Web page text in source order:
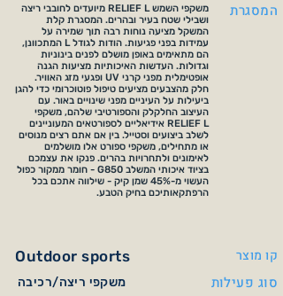
משקפי השמש RELIEF L מיועדים לחובבי ריצה
ושבילי שטח בעיר ובהרים. המסגרת קלת
המשקל מציעה נוחות רבה תוך שמירה על
עמידות בפני פגיעות. הודות לגודל L המתכוונן,
הם מתאימים באופן מושלם לפנים בינוניות
וגדולות. העדשות האיכותיות מציעות הגנה
אופטימלית מפני קרני UV ופגעי מזג האוויר.
חלק מהצבעים מציעים טיפול פוטוכרומי כדי להגן
ביעילות על העיניים מפני שינויים באור. עם
העיצוב החלקלק והספורטיבי שלהם, משקפי
RELIEF L אידיאליים לספורטאים המעוניינים
לשלב ביצועים וסטייל. בין אם אתם רצים מנוסים
או מתחילים, משקפי ספורט אלו מושלמים
לאימונים ולתחרויות בהרים. פנקו את עצמכם
בציוד איכותי המשלב G850 - חומר ממקור כפול
העשוי מ-45% שמן קיק - שילווה אתכם בכל
הרפתקאותיכם בחיק הטבע.
המסגרת
Outdoor sports קו מוצר
משקפי ריצה/רכיבה סוג פעילות